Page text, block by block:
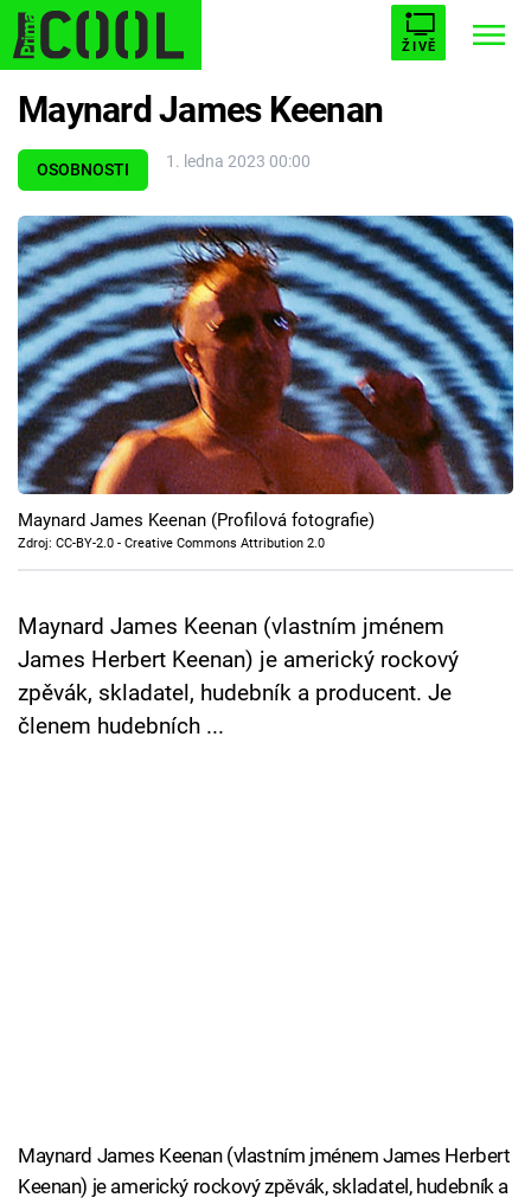
ŽIVĚ
Trendy: STARHOUSE BUFFY, PŘEMOŽITELKA UPÍRŮ
ESCAPE PLNEJ KOTEL AVENGERS 5
Témata
Filmy
Seriály
Hry
Cool Esport
Pořady
TV Program
Sledujte prima+
OSOBNOSTI 1. ledna 2023 00:00
Maynard James Keenan
Maynard James Keenan (Profilová fotografie)
Zdroj: CC-BY-2.0 - Creative Commons Attribution 2.0
Maynard James Keenan (vlastním jménem
James Herbert Keenan) je americký rockový
zpěvák, skladatel, hudebník a producent. Je
členem hudebních ...
Maynard James Keenan (vlastním jménem James Herbert
Keenan) je americký rockový zpěvák, skladatel, hudebník a